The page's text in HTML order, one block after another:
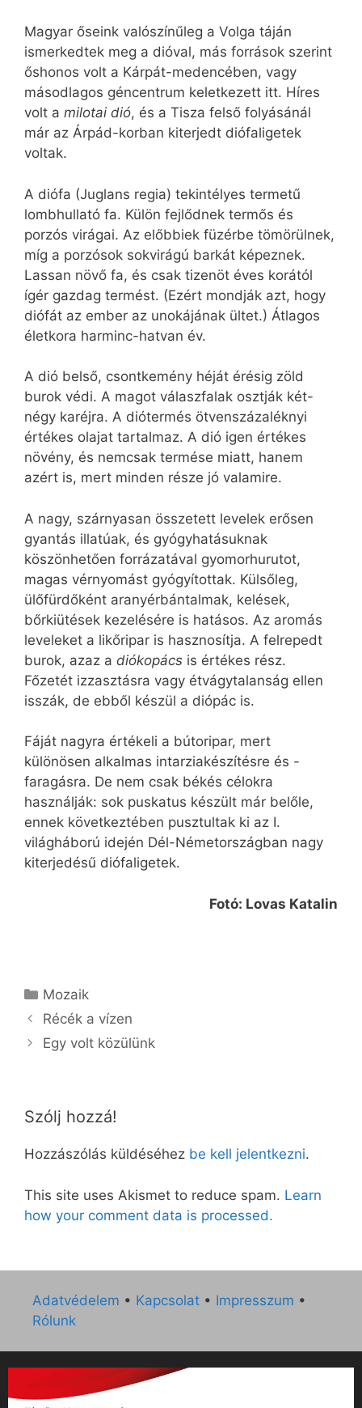
Magyar őseink valószínűleg a Volga táján
ismerkedtek meg a dióval, más források szerint
őshonos volt a Kárpát-medencében, vagy
másodlagos géncentrum keletkezett itt. Híres
volt a milotai dió, és a Tisza felső folyásánál
már az Árpád-korban kiterjedt diófaligetek
voltak.
A diófa (Juglans regia) tekintélyes termetű
lombhullató fa. Külön fejlődnek termős és
porzós virágai. Az előbbiek füzérbe tömörülnek,
míg a porzósok sokvirágú barkát képeznek.
Lassan növő fa, és csak tizenöt éves korától
ígér gazdag termést. (Ezért mondják azt, hogy
diófát az ember az unokájának ültet.) Átlagos
életkora harminc-hatvan év.
A dió belső, csontkemény héját érésig zöld
burok védi. A magot válaszfalak osztják két-
négy karéjra. A diótermés ötvenszázaléknyi
értékes olajat tartalmaz. A dió igen értékes
növény, és nemcsak termése miatt, hanem
azért is, mert minden része jó valamire.
A nagy, szárnyasan összetett levelek erősen
gyantás illatúak, és gyógyhatásuknak
köszönhetően forrázatával gyomorhurutot,
magas vérnyomást gyógyítottak. Külsőleg,
ülőfürdőként aranyérbántalmak, kelések,
bőrkiütések kezelésére is hatásos. Az aromás
leveleket a likőripar is hasznosítja. A felrepedt
burok, azaz a diókopács is értékes rész.
Főzetét izzasztásra vagy étvágytalanság ellen
isszák, de ebből készül a diópác is.
Fáját nagyra értékeli a bútoripar, mert
különösen alkalmas intarziakészítésre és -
faragásra. De nem csak békés célokra
használják: sok puskatus készült már belőle,
ennek következtében pusztultak ki az I.
világháború idején Dél-Németországban nagy
kiterjedésű diófaligetek.
Fotó: Lovas Katalin
Kategória
Mozaik
Récék a vízen
Egy volt közülünk
Szólj hozzá!
Hozzászólás küldéséhez be kell jelentkezni.
This site uses Akismet to reduce spam. Learn
how your comment data is processed.
Adatvédelem • Kapcsolat • Impresszum •
Rólunk